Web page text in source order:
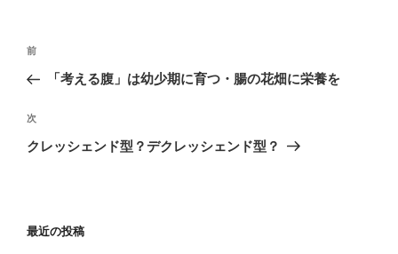
投
ナ
ビ
ゲ
ン
前
の
稿
前
「考える腹」は幼少期に育つ・腸の花畑に栄養を
次
の
次
クレッシェンド型？デクレッシェンド型？
最近の投稿